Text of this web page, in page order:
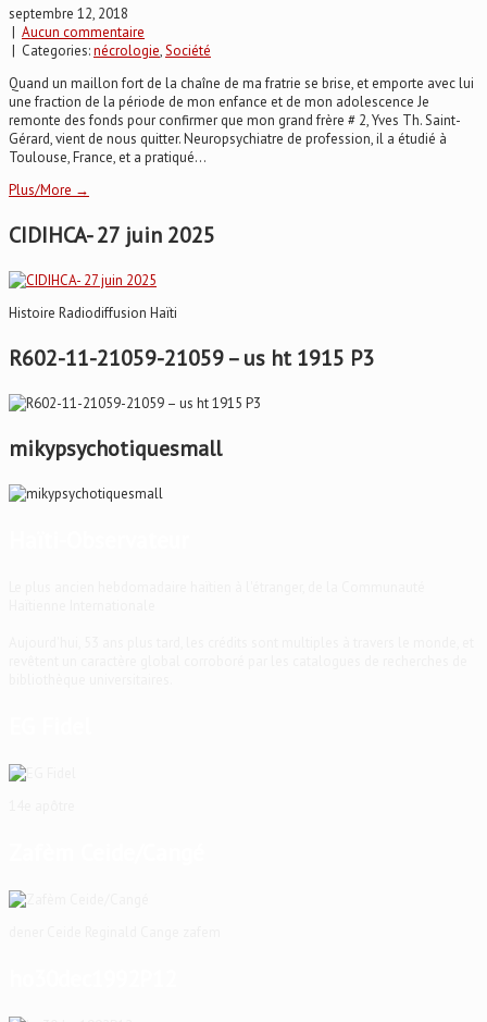
septembre 12, 2018
| Aucun commentaire
| Categories:nécrologie,Société
Quand un maillon fort de la chaîne de ma fratrie se brise, et emporte avec lui
une fraction de la période de mon enfance et de mon adolescence Je
remonte des fonds pour confirmer que mon grand frère # 2, Yves Th. Saint-
Gérard, vient de nous quitter. Neuropsychiatre de profession, il a étudié à
Toulouse, France, et a pratiqué...
Plus/More →
CIDIHCA- 27 juin 2025
Histoire Radiodiffusion Haïti
R602-11-21059-21059 – us ht 1915 P3
mikypsychotiquesmall